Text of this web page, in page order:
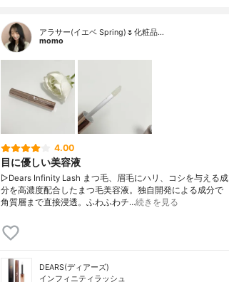
アラサー(イエベ Spring)🌷化粧品…
momo
4.00
目に優しい美容液
▷Dears Infinity Lash まつ毛、眉毛にハリ、コシを与える成
分を高濃度配合したまつ毛美容液。独自開発による成分で
角質層まで直接浸透。ふわふわチ…続きを見る
DEARS(ディアーズ)
インフィニティラッシュ